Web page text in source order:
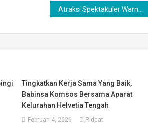
Tingkatkan Kerja Sama Yang Baik,
Babinsa Komsos Bersama Aparat
Kelurahan Helvetia Tengah
Februari 4, 2026 Ridcat